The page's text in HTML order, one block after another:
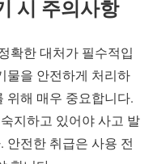
시 주의사항
확한 대처가 필수적입
물을 안전하게 처리하
위해 매우 중요합니다.
지하고 있어야 사고 발
안전한 취급은 사용 전